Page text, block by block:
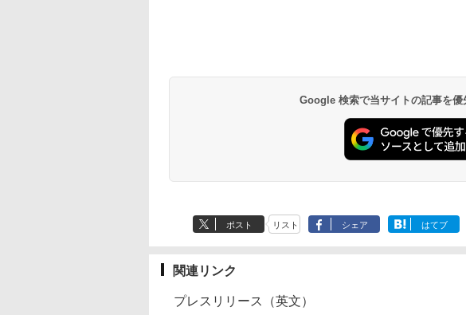
Google 検索で当サイトの記事を優
ポスト リスト シェア はてブ
関連リンク
プレスリリース（英文）